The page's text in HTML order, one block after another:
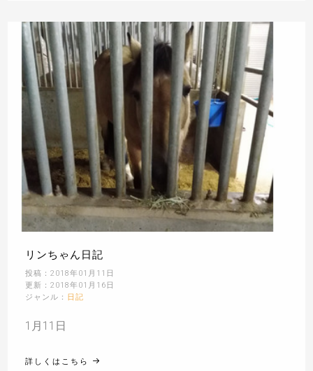
リンちゃん日記
投稿：2018年01月11日
更新：2018年01月16日
ジャンル： 日記
1月11日
詳しくはこちら